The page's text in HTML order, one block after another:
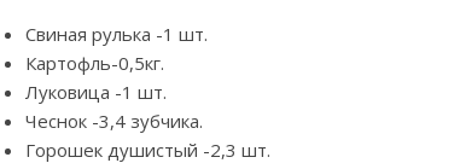
Свиная рулька -1 шт.
Картофль-0,5кг.
Луковица -1 шт.
Чеснок -3,4 зубчика.
Горошек душистый -2,3 шт.